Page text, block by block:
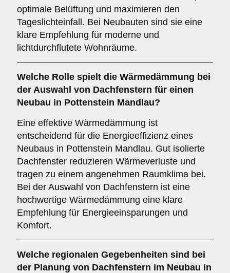
optimale Belüftung und maximieren den
Tageslichteinfall. Bei Neubauten sind sie eine
klare Empfehlung für moderne und
lichtdurchflutete Wohnräume.
Welche Rolle spielt die Wärmedämmung bei
der Auswahl von Dachfenstern für einen
Neubau in Pottenstein Mandlau?
Eine effektive Wärmedämmung ist
entscheidend für die Energieeffizienz eines
Neubaus in Pottenstein Mandlau. Gut isolierte
Dachfenster reduzieren Wärmeverluste und
tragen zu einem angenehmen Raumklima bei.
Bei der Auswahl von Dachfenstern ist eine
hochwertige Wärmedämmung eine klare
Empfehlung für Energieeinsparungen und
Komfort.
Welche regionalen Gegebenheiten sind bei
der Planung von Dachfenstern im Neubau in